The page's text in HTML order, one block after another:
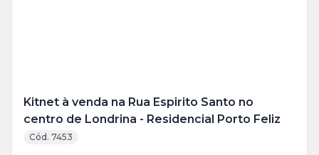
Kitnet à venda na Rua Espirito Santo no
centro de Londrina - Residencial Porto Feliz
Cód. 7453